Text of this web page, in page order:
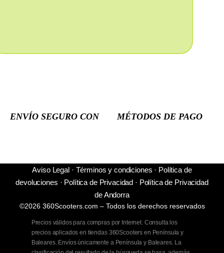
ENVÍO SEGURO CON MÉTODOS DE PAGO
Aviso Legal· Términos y condiciones · Política de
devoluciones · Política de Privacidad · Política de Privacidad
de Andorra
©2026 360Scooters.com – Todos los derechos reservados
Precios válidos para compras por Internet. Consulta los
precios aplicados en tiendas 360Scooters en Península y
Baleares. Envíos únicamente a Península y Baleares. La